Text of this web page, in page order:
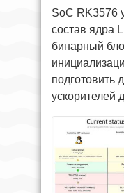
SoC RK3576
состав ядра
бинарный
подготовить
ускорителей